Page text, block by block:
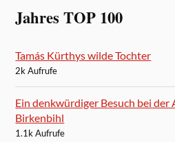
Jahres TOP 100
Tamás Kürthys wilde Tochter
2k Aufrufe
Ein denkwürdiger Besuch bei der
Birkenbihl
1.1k Aufrufe